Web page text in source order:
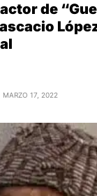
de
MARZO 17, 2022